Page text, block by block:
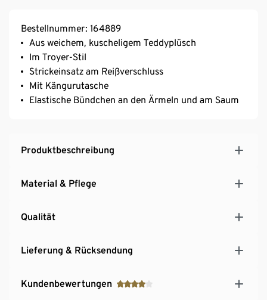
Bestellnummer: 164889
Aus weichem, kuscheligem Teddyplüsch
Im Troyer-Stil
Strickeinsatz am Reißverschluss
Mit Kängurutasche
Elastische Bündchen an den Ärmeln und am Saum
Produktbeschreibung
Material & Pflege
Qualität
Lieferung & Rücksendung
Kundenbewertungen